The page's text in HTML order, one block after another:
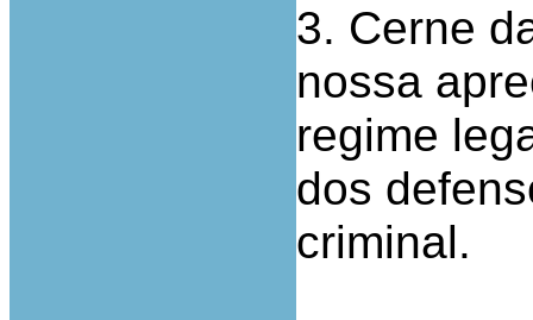
3. Cerne
nossa
regime
dos
criminal.